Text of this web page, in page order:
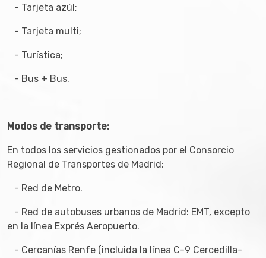
- Tarjeta azúl;
- Tarjeta multi;
- Turística;
- Bus + Bus.
Modos de transporte:
En todos los servicios gestionados por el Consorcio
Regional de Transportes de Madrid:
- Red de Metro.
- Red de autobuses urbanos de Madrid: EMT, excepto
en la línea Exprés Aeropuerto.
- Cercanías Renfe (incluida la línea C-9 Cercedilla-